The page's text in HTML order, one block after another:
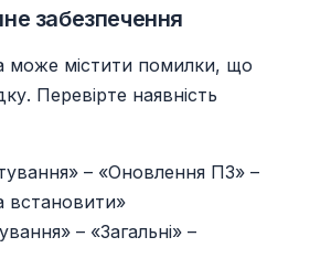
забезпечення
може містити помилки, що
Перевірте наявність
– «Оновлення ПЗ» –
встановити»
– «Загальні» –